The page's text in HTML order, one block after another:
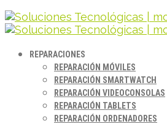
REPARACIONES
REPARACIÓN MÓVILES
REPARACIÓN SMARTWATCH
REPARACIÓN VIDEOCONSOLAS
REPARACIÓN TABLETS
REPARACIÓN ORDENADORES